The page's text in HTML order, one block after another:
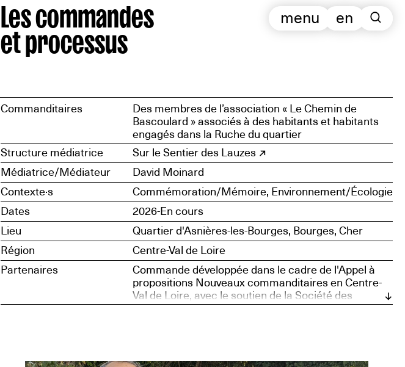
Les commandes
et processus
en
menu
Commanditaires
Des membres de l’association « Le Chemin de
Bascoulard » associés à des habitants et habitants
engagés dans la Ruche du quartier
Structure médiatrice
Sur le Sentier des Lauzes
Médiatrice/Médiateur
David Moinard
Contexte·s
Commémoration/Mémoire, Environnement/Écologie
Dates
2026-En cours
Lieu
Quartier d'Asnières-les-Bourges, Bourges, Cher
Région
Centre-Val de Loire
Partenaires
Commande développée dans le cadre de l'Appel à
propositions Nouveaux commanditaires en Centre-
Val de Loire, avec le soutien de la Société des
Nouveaux commanditaires, soutenue par la